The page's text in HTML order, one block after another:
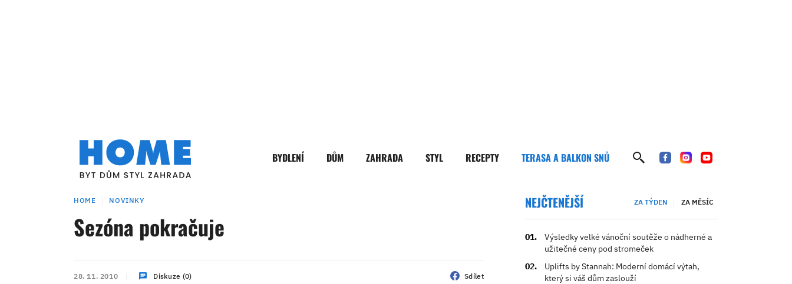
BYDLENÍ DŮM ZAHRADA STYL RECEPTY TERASA A BALKON SNŮ
HOME NOVINKY
Sezóna pokračuje
28. 11. 2010 Diskuze (0) Sdílet
NEJČTENĚJŠÍ ZA TÝDEN ZA MĚSÍC
Výsledky velké vánoční soutěže o nádherné a
užitečné ceny pod stromeček
Uplifts by Stannah: Moderní domácí výtah,
který si váš dům zaslouží